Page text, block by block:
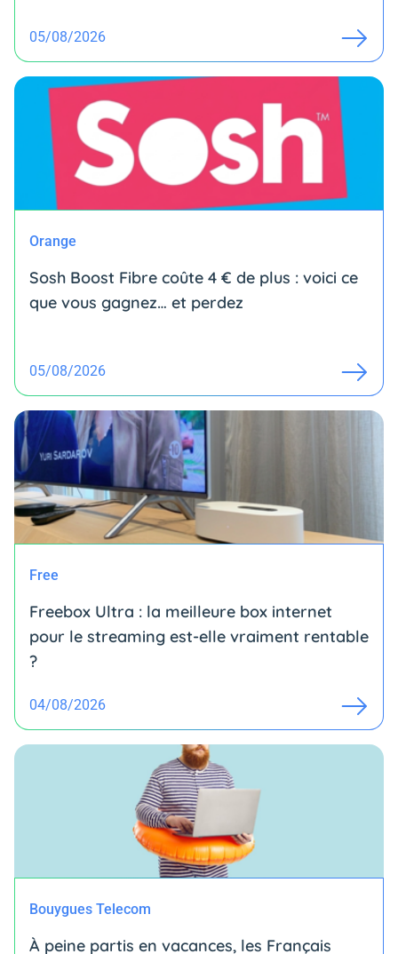
05/08/2026
Orange
Sosh Boost Fibre coûte 4 € de plus : voici ce
que vous gagnez… et perdez
05/08/2026
Free
Freebox Ultra : la meilleure box internet
pour le streaming est-elle vraiment rentable
?
04/08/2026
Bouygues Telecom
À peine partis en vacances, les Français